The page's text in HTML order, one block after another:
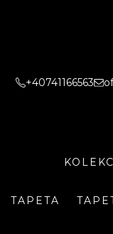
+40741166563
TAPETA